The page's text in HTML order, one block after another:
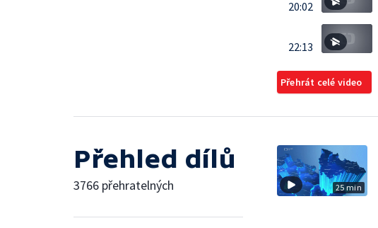
20:02
22:13
Přehrát celé video
Přehled dílů
3766 přehratelných 25 min